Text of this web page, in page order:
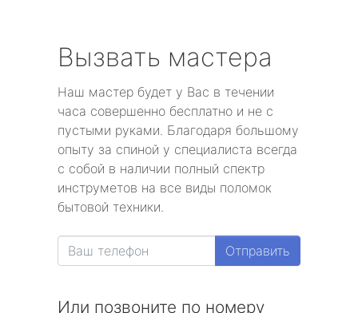
Вызвать мастера
Наш мастер будет у Вас в течении
часа совершенно бесплатно и не с
пустыми руками. Благодаря большому
опыту за спиной у специалиста всегда
с собой в наличии полный спектр
инструметов на все виды поломок
бытовой техники.
Отправить
Или позвоните по номеру